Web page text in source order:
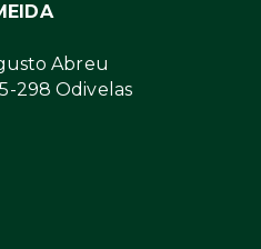
Abreu
298 Odivelas